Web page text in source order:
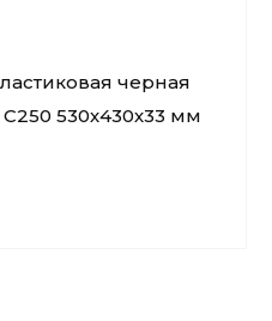
черная
530х430х33 мм